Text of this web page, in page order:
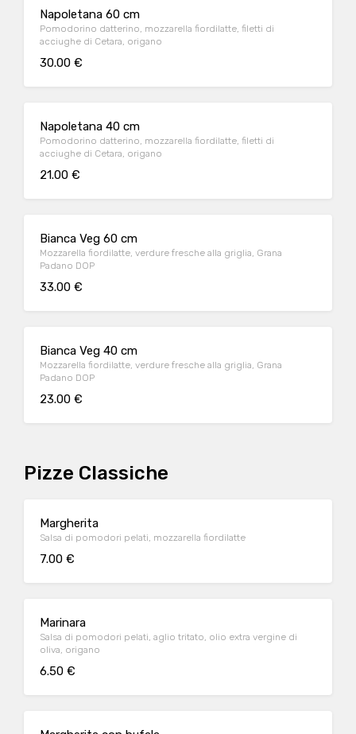
Napoletana 60 cm
Pomodorino datterino, mozzarella fiordilatte, filetti di
acciughe di Cetara, origano
30.00 €
Napoletana 40 cm
Pomodorino datterino, mozzarella fiordilatte, filetti di
acciughe di Cetara, origano
21.00 €
Bianca Veg 60 cm
Mozzarella fiordilatte, verdure fresche alla griglia, Grana
Padano DOP
33.00 €
Bianca Veg 40 cm
Mozzarella fiordilatte, verdure fresche alla griglia, Grana
Padano DOP
23.00 €
Pizze Classiche
Margherita
Salsa di pomodori pelati, mozzarella fiordilatte
7.00 €
Marinara
Salsa di pomodori pelati, aglio tritato, olio extra vergine di
oliva, origano
6.50 €